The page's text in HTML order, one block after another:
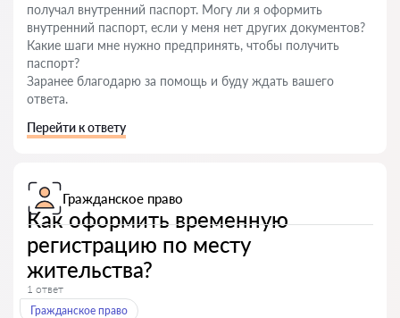
получал внутренний паспорт. Могу ли я оформить
внутренний паспорт, если у меня нет других документов?
Какие шаги мне нужно предпринять, чтобы получить
паспорт?
Заранее благодарю за помощь и буду ждать вашего
ответа.
Перейти к ответу
Гражданское право
Как оформить временную
регистрацию по месту
жительства?
1 ответ
Гражданское право